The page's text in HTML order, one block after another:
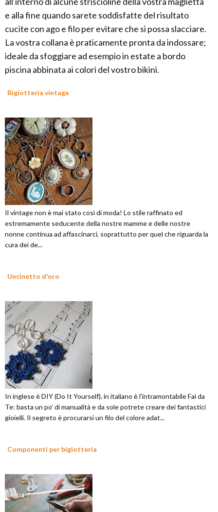
e alla fine quando sarete soddisfatte del risultato
cucite con ago e filo per evitare che si possa slacciare.
La vostra collana è praticamente pronta da indossare;
ideale da sfoggiare ad esempio in estate a bordo
piscina abbinata ai colori del vostro bikini.
Bigiotteria vintage
Il vintage non è mai stato così di moda! Lo stile raffinato ed
estremamente seducente della nostre mamme e delle nostre
nonne continua ad affascinarci, soprattutto per quel che riguarda la
cura dei de...
Uncinetto d'oro
In inglese è DIY (Do It Yourself), in italiano è l'intramontabile Fai da
Te: basta un po' di manualità e da sole potrete creare dei fantastici
gioielli. Il segreto è procurarsi un filo del colore adat...
Componenti per bigiotteria